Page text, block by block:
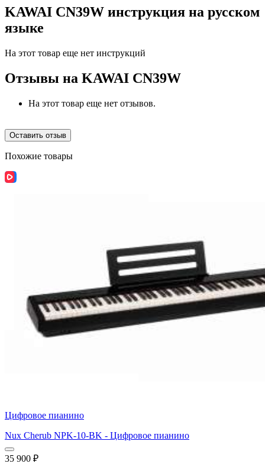
KAWAI CN39W инструкция на русском
языке
На этот товар еще нет инструкций
Отзывы на KAWAI CN39W
На этот товар еще нет отзывов.
Оставить отзыв
Похожие товары
Цифровое пианино
Nux Cherub NPK-10-BK - Цифровое пианино
35 900 ₽